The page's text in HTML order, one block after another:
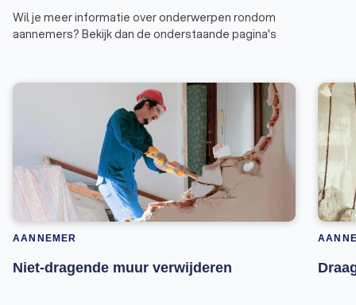
Wil je meer informatie over onderwerpen rondom
aannemers? Bekijk dan de onderstaande pagina's
AANNEMER
Niet-dragende muur verwijderen